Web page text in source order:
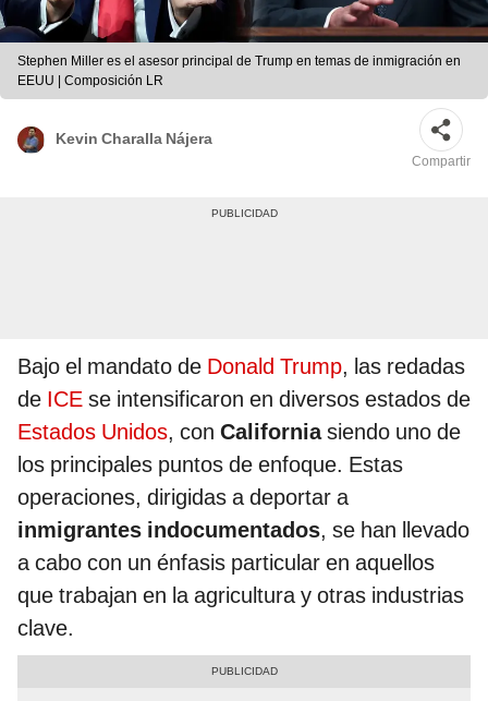
Stephen Miller es el asesor principal de Trump en temas de inmigración en
EEUU | Composición LR
Kevin Charalla Nájera
Compartir
Bajo el mandato de Donald Trump, las redadas
de ICE se intensificaron en diversos estados de
Estados Unidos, con Californiasiendo uno de
los principales puntos de enfoque. Estas
operaciones, dirigidas a deportar a
inmigrantes indocumentados, se han llevado
a cabo con un énfasis particular en aquellos
que trabajan en la agricultura y otras industrias
clave.